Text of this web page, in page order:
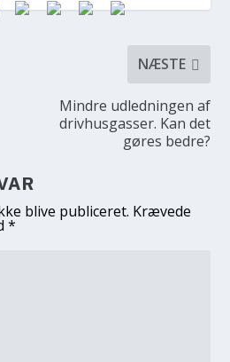
NÆSTE
Mindre udledningen af
drivhusgasser. Kan det
gøres bedre?
blive publiceret. Krævede
*